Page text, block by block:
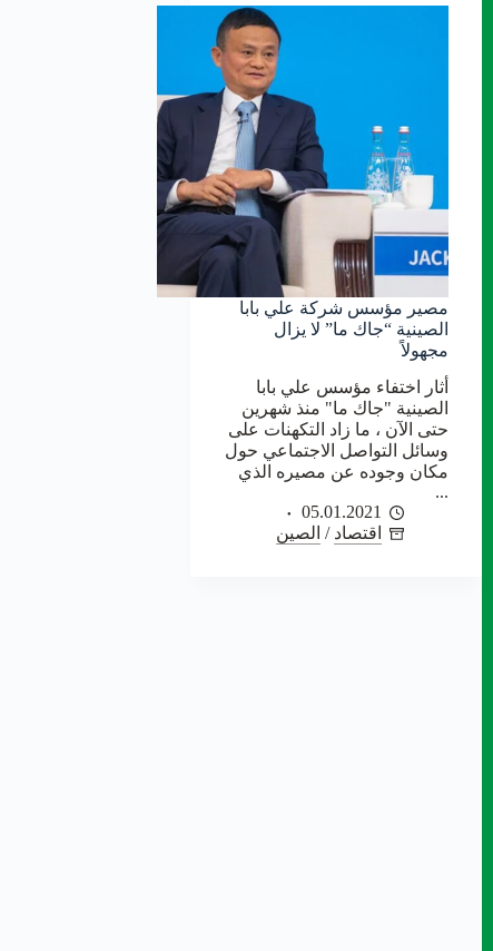
مصير مؤسس شركة علي بابا
الصينية “جاك ما” لا يزال
مجهولاً
أثار اختفاء مؤسس علي بابا
الصينية "جاك ما" منذ شهرين
حتى الآن ، ما زاد التكهنات على
وسائل التواصل الاجتماعي حول
مكان وجوده عن مصيره الذي
...
05.01.2021
اقتصاد / الصين